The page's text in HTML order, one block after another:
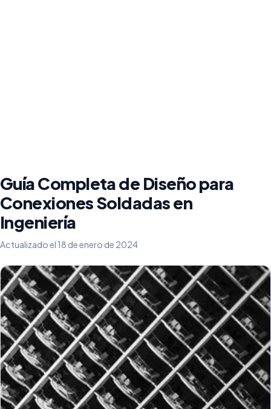
Guía Completa de Diseño para
Conexiones Soldadas en
Ingeniería
Actualizado el 18 de enero de 2024